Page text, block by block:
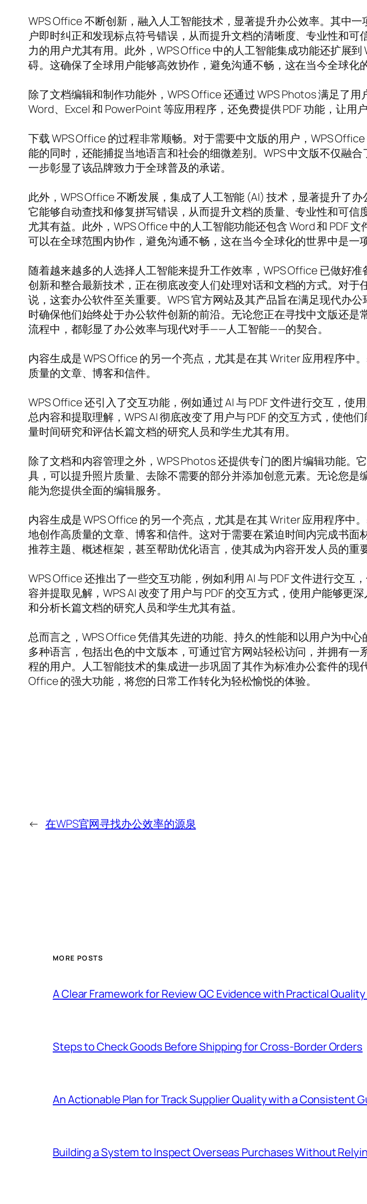
WPS Office 不断创新，融入人工智能技术，显著提升办公效率。其中
户即时纠正和发现标点符号错误，从而提升文档的清晰度、专业性和
力的用户尤其有用。此外，WPS Office 中的人工智能集成功能还扩展
碍。这确保了全球用户能够高效协作，避免沟通不畅，这在当今全球化
除了文档编辑和制作功能外，WPS Office 还通过 WPS Photos 满足了
Word、Excel 和 PowerPoint 等应用程序，还免费提供 PDF 功能，让用
下载 WPS Office 的过程非常顺畅。对于需要中文版的用户，WPS
能的同时，还能捕捉当地语言和社会的细微差别。WPS 中文版不仅融
一步彰显了该品牌致力于全球普及的承诺。
此外，WPS Office 不断发展，集成了人工智能 (AI) 技术，显著提升了
它能够自动查找和修复拼写错误，从而提升文档的质量、专业性和可
尤其有益。此外，WPS Office 中的人工智能功能还包含 Word 和 PDF
可以在全球范围内协作，避免沟通不畅，这在当今全球化的世界中是一
随着越来越多的人选择人工智能来提升工作效率，WPS Office 已做好
创新和整合最新技术，正在彻底改变人们处理对话和文档的方式。对
说，这套办公软件至关重要。WPS 官方网站及其产品旨在满足现代办
时确保他们始终处于办公软件创新的前沿。无论您正在寻找中文版还是
流程中，都彰显了办公效率与现代对手——人工智能——的契合。
内容生成是 WPS Office 的另一个亮点，尤其是在其 Writer 应用程序中
质量的文章、博客和信件。
WPS Office 还引入了交互功能，例如通过 AI 与 PDF 文件进行交互，
总内容和提取理解，WPS AI 彻底改变了用户与 PDF 的交互方式，使他
量时间研究和评估长篇文档的研究人员和学生尤其有用。
除了文档和内容管理之外，WPS Photos 还提供专门的图片编辑功能。
具，可以提升照片质量、去除不需要的部分并添加创意元素。无论您
能为您提供全面的编辑服务。
内容生成是 WPS Office 的另一个亮点，尤其是在其 Writer 应用程序中
地创作高质量的文章、博客和信件。这对于需要在紧迫时间内完成书
推荐主题、概述框架，甚至帮助优化语言，使其成为内容开发人员的重
WPS Office 还推出了一些交互功能，例如利用 AI 与 PDF 文件进行交
容并提取见解，WPS AI 改变了用户与 PDF 的交互方式，使用户能够更
和分析长篇文档的研究人员和学生尤其有益。
总而言之，WPS Office 凭借其先进的功能、持久的性能和以用户为中
多种语言，包括出色的中文版本，可通过官方网站轻松访问，并拥有
程的用户。人工智能技术的集成进一步巩固了其作为标准办公套件的现
Office 的强大功能，将您的日常工作转化为轻松愉悦的体验。
← 在WPS官网寻找办公效率的源泉
MORE POSTS
A Clear Framework for Review QC Evidence with Practical
Steps to Check Goods Before Shipping for Cross-Border Orders
An Actionable Plan for Track Supplier Quality with a Consistent
Building a System to Inspect Overseas Purchases Without